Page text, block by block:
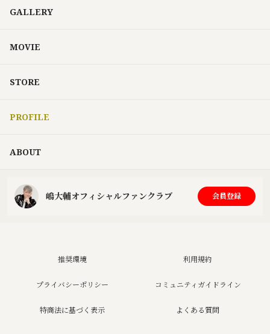
GALLERY
MOVIE
STORE
PROFILE
ABOUT
嶋大輔オフィシャルファンクラブ 会員登録
推奨環境 利用規約
プライバシーポリシー コミュニティガイドライン
特商法に基づく表示 よくある質問